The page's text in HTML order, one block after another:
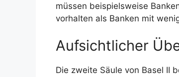
müssen beispielsweise
vorhalten als Banken mit
Aufsichtlicher
Die zweite Säule von Basel II